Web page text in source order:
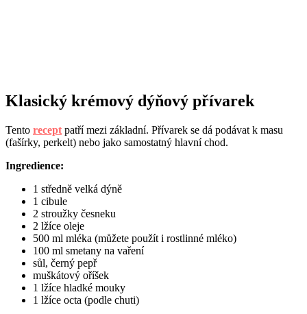
Klasický krémový dýňový přívarek
Tento recept patří mezi základní. Přívarek se dá podávat k masu
(fašírky, perkelt) nebo jako samostatný hlavní chod.
Ingredience:
1 středně velká dýně
1 cibule
2 stroužky česneku
2 lžíce oleje
500 ml mléka (můžete použít i rostlinné mléko)
100 ml smetany na vaření
sůl, černý pepř
muškátový oříšek
1 lžíce hladké mouky
1 lžíce octa (podle chuti)